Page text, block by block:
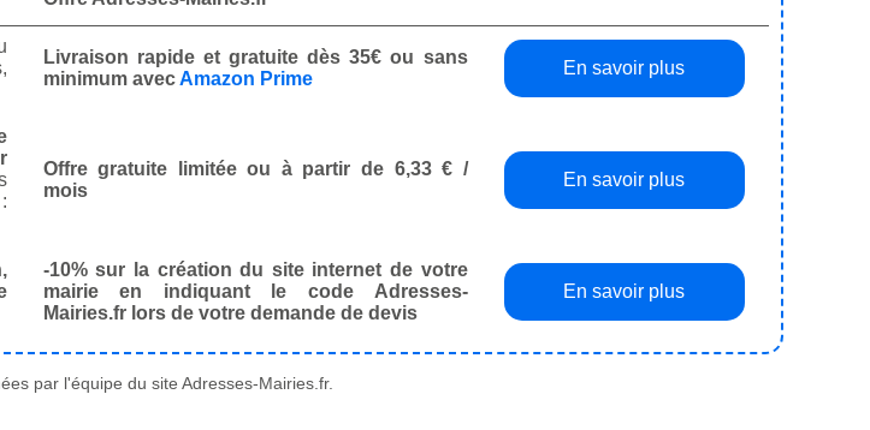
Livraison rapide et gratuite dès 35€ ou sans
minimum avecAmazon Prime
En savoir plus
Offre gratuite limitée ou à partir de 6,33 € /
mois
En savoir plus
-10% sur la création du site internet de votre
mairie en indiquant le code Adresses-
Mairies.fr lors de votre demande de devis
En savoir plus
par l'équipe du site Adresses-Mairies.fr.